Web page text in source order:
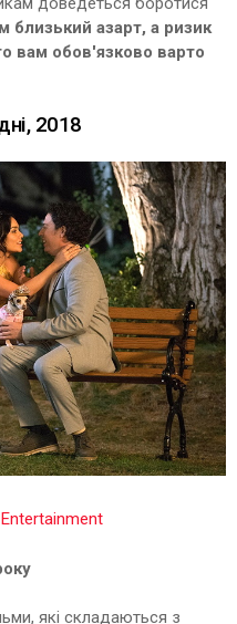
близький азарт, а ризик
вам обов'язково варто
2018
які складаються з